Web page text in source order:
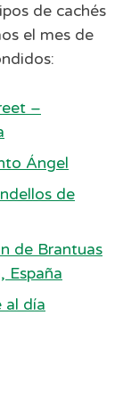
de cachés
el mes de
–
Ángel
de
de Brantuas
España
al día